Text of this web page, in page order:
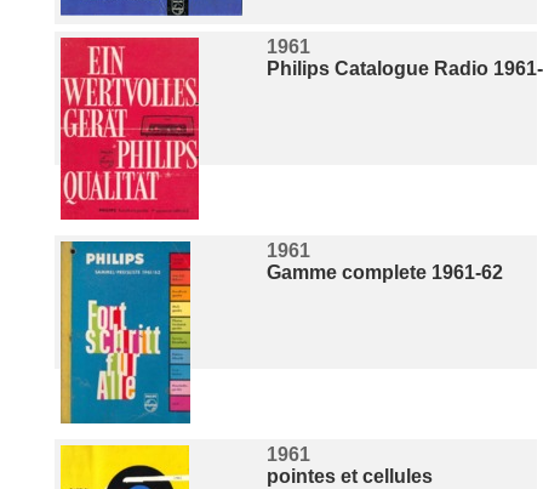
1961
Philips Catalogue Radio
1961
Gamme complete 1961-62
1961
pointes et cellules